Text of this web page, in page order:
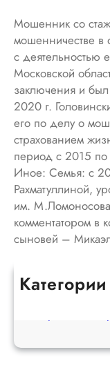
Мошенник со
мошенничестве в
с деятельностью
Московской
заключения и
2020 г.
его по делу о
страхованием
период с 2015 по
Иное: Семья: с
Рахматуллиной,
им.
комментатором в
сыновей –
Франции, в г.
Категории
Вражеские